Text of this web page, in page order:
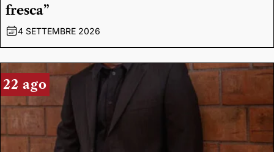
fresca”
4 SETTEMBRE 2026
22 ago